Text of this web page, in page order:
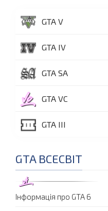
GTA V
GTA IV
GTA SA
GTA VC
GTA III
GTA ВСЕСВІТ
Інформація про GTA 6